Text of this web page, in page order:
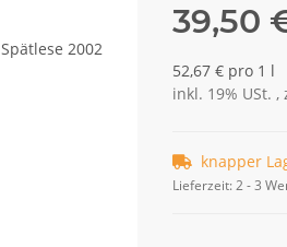
39,50
52,67 € pro 1 l
inkl. 19% USt. ,
knapper
Lieferzeit:2 - 3